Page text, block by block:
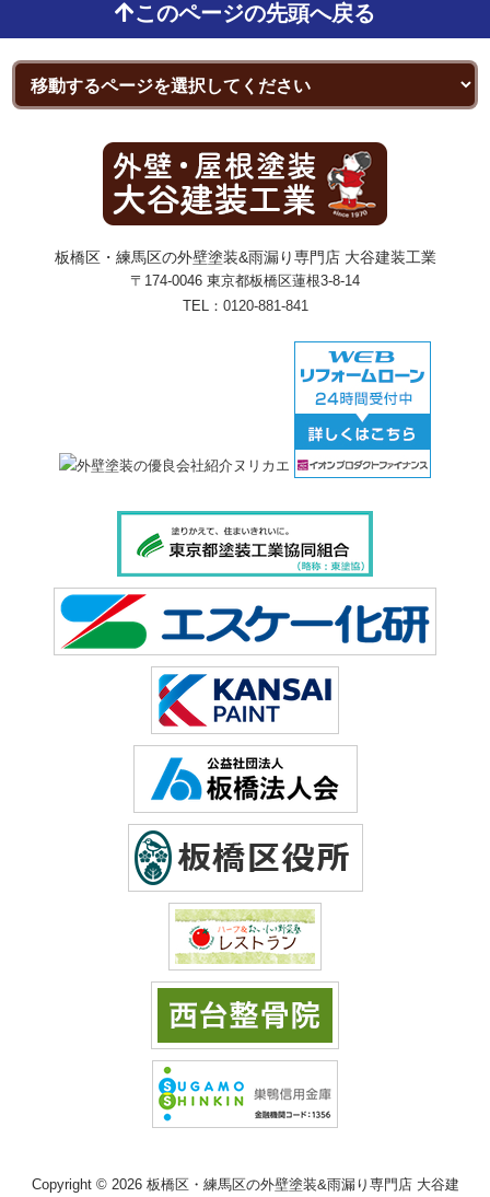
このページの先頭へ戻る
板橋区・練馬区の外壁塗装&雨漏り専門店 大谷建装工業
〒174-0046 東京都板橋区蓮根3-8-14
TEL： 0120-881-841
Copyright © 2026 板橋区・練馬区の外壁塗装&雨漏り専門店 大谷建